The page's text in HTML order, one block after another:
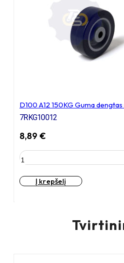
D100 A12 150KG Guma
7RKG10012
8,89 €
produkto
kiekis:
D100
A12 Į krepšelį